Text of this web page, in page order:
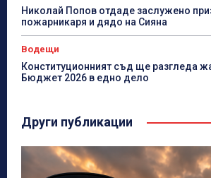
Николай Попов отдаде заслужено
пожарникаря и дядо на Сияна
Водещи
Конституционният съд ще разгледа
Бюджет 2026 в едно дело
Други публикации